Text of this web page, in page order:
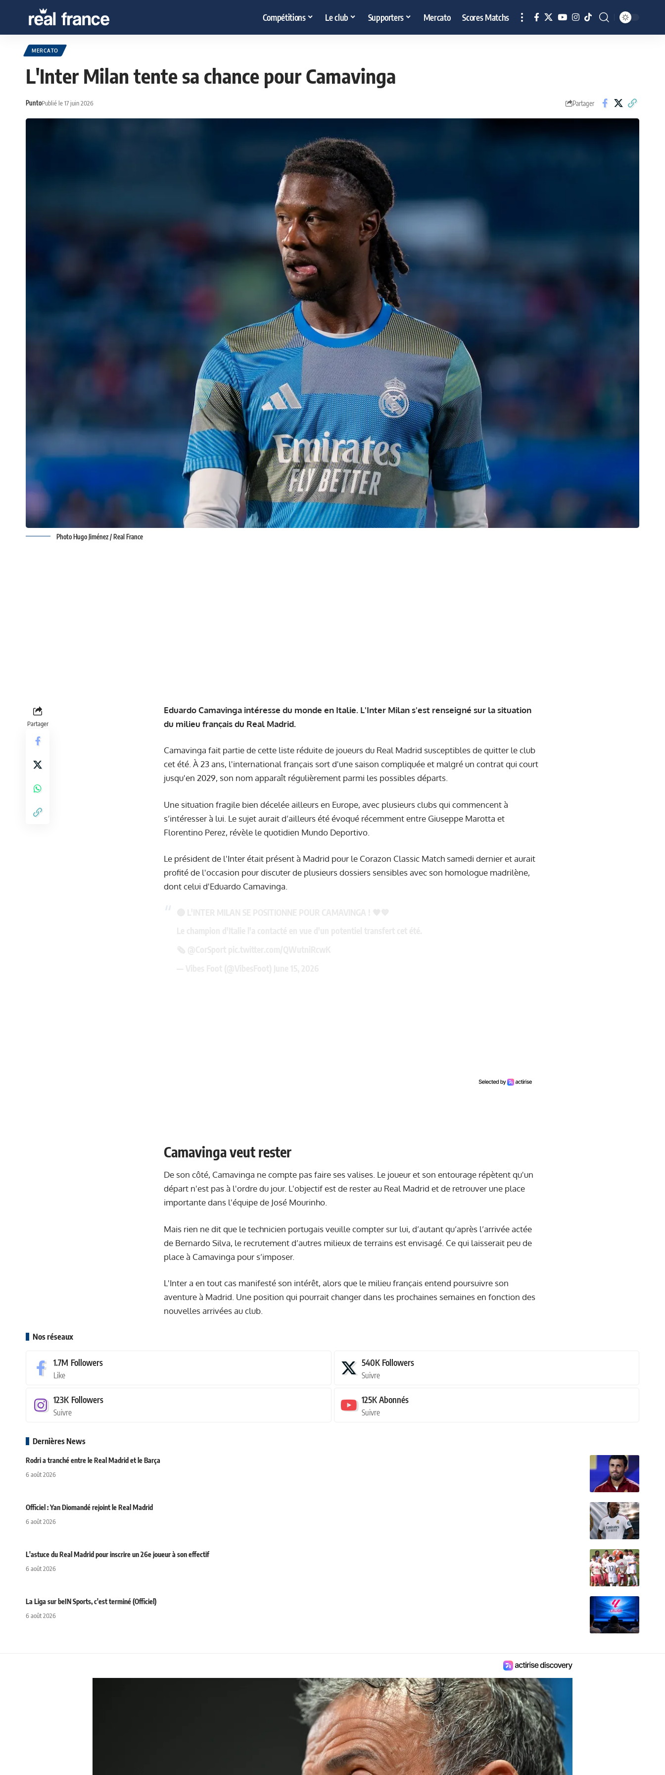
Compétitions Le club Supporters Mercato Scores Matchs
MERCATO
L'Inter Milan tente sa chance pour Camavinga
PuntoPublié le 17 juin 2026 Partager
Photo Hugo Jiménez / Real France
Partager
Eduardo Camavinga intéresse du monde en Italie. L'Inter Milan s'est renseigné sur la situation
du milieu français du Real Madrid.
Camavinga fait partie de cette liste réduite de joueurs du Real Madrid susceptibles de quitter le club
cet été. À 23 ans, l'international français sort d'une saison compliquée et malgré un contrat qui court
jusqu'en 2029, son nom apparaît régulièrement parmi les possibles départs.
Une situation fragile bien décelée ailleurs en Europe, avec plusieurs clubs qui commencent à
s’intéresser à lui. Le sujet aurait d’ailleurs été évoqué récemment entre Giuseppe Marotta et
Florentino Perez, révèle le quotidien Mundo Deportivo.
Le président de l'Inter était présent à Madrid pour le Corazon Classic Match samedi dernier et aurait
profité de l'occasion pour discuter de plusieurs dossiers sensibles avec son homologue madrilène,
dont celui d'Eduardo Camavinga.
Camavinga veut rester
De son côté, Camavinga ne compte pas faire ses valises. Le joueur et son entourage répètent qu'un
départ n'est pas à l'ordre du jour. L'objectif est de rester au Real Madrid et de retrouver une place
importante dans l'équipe de José Mourinho.
Mais rien ne dit que le technicien portugais veuille compter sur lui, d’autant qu’après l’arrivée actée
de Bernardo Silva, le recrutement d’autres milieux de terrains est envisagé. Ce qui laisserait peu de
place à Camavinga pour s’imposer.
L'Inter a en tout cas manifesté son intérêt, alors que le milieu français entend poursuivre son
aventure à Madrid. Une position qui pourrait changer dans les prochaines semaines en fonction des
nouvelles arrivées au club.
Nos réseaux
1.7M Followers
Like
540K Followers
Suivre
123K Followers
Suivre
125KAbonnés
Suivre
Dernières News
Rodri a tranché entre le Real Madrid et le Barça
6 août 2026
Officiel : Yan Diomandé rejoint le Real Madrid
6 août 2026
L'astuce du Real Madrid pour inscrire un 26e joueur à son effectif
6 août 2026
La Liga sur beIN Sports, c'est terminé (Officiel)
6 août 2026